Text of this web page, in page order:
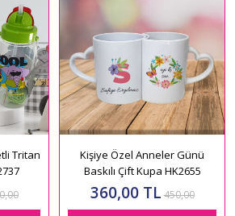
Tritan
Kişiye Özel Anneler Günü
Baskılı Çift Kupa HK2655
360,00 TL 450,00